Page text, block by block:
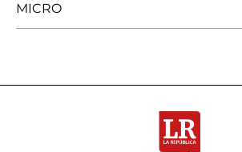
MICRO